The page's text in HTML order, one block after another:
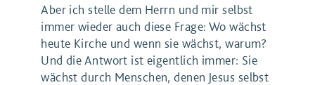
Aber ich stelle dem Herrn und mir selbst
immer wieder auch diese Frage: Wo wächst
heute Kirche und wenn sie wächst, warum?
Und die Antwort ist eigentlich immer: Sie
wächst durch Menschen, denen Jesus selbst